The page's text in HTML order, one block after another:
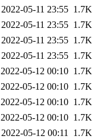
2022-05-11 23:55 1.7K
2022-05-11 23:55 1.7K
2022-05-11 23:55 1.7K
2022-05-11 23:55 1.7K
2022-05-12 00:10 1.7K
2022-05-12 00:10 1.7K
2022-05-12 00:10 1.7K
2022-05-12 00:10 1.7K
2022-05-12 00:11 1.7K